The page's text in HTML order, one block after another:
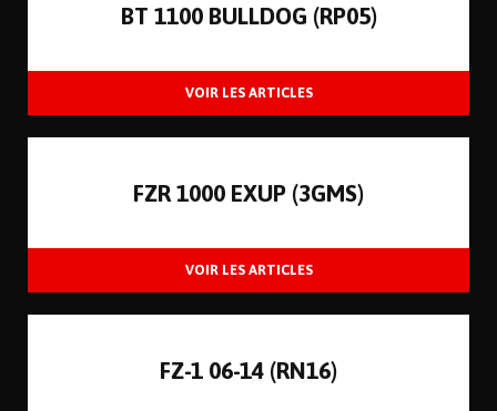
BT 1100 BULLDOG (RP05)
FZR 1000 EXUP (3GMS)
FZ-1 06-14 (RN16)